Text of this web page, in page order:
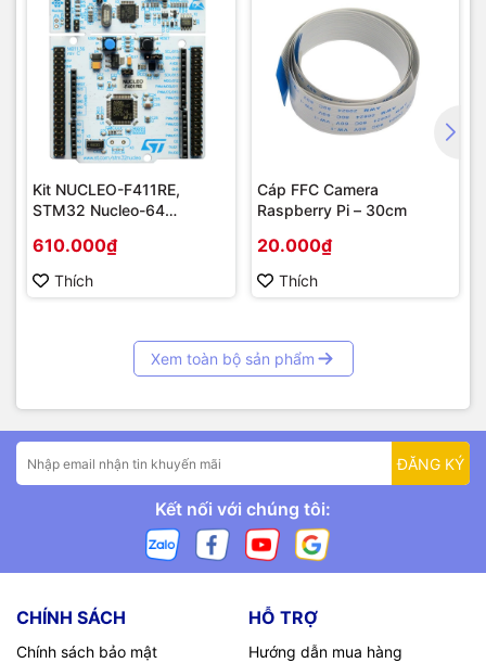
Kit NUCLEO-F411RE,
STM32 Nucleo-64
610.000₫
Thích
Cáp FFC Camera
Raspberry Pi – 30cm
20.000₫
Thích
Xem toàn bộ sản phẩm
ĐĂNG KÝ
Kết nối với chúng tôi:
CHÍNH SÁCH
Chính sách bảo mật
HỖ TRỢ
Hướng dẫn mua hàng